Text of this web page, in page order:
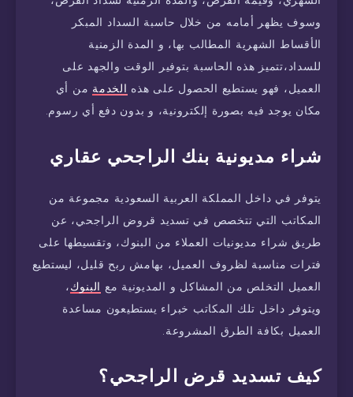
وسوف يظهر أمامه من خلال حاسبة السداد المبكر
الأقساط الشهرية المطالب بها، و المدة الزمنية
للسداد،تتميز هذه الحاسبة بتوفير الوقت والجهد على
العميل، فهو يستطيع الحصول على هذه الخدمة من أي
مكان يوجد فيه بصورة إلكترونية، و بدون دفع أي رسوم.
شراء مديونية بنك الراجحي عقاري
يتوفر في داخل المملكة العربية السعودية مجموعة من
المكاتب التي تتخصص في تسديد قروض الراجحي، عن
طريق شراء مديونيات العملاء من البنوك، وتقسيطها على
فترات مناسبة لظروف العميل، بهامش ربح قليل، ليستطيع
العميل التخلص من المشاكل و المديونية مع البنوك،
ويتوفر داخل تلك المكاتب خبراء يستطيعون مساعدة
العميل بكافة الطرق المشروعة.
كيف تسديد قرض الراجحي؟